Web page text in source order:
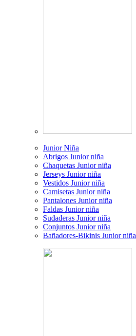
Junior Niña
Abrigos Junior niña
Chaquetas Junior niña
Jerseys Junior niña
Vestidos Junior niña
Camisetas Junior niña
Pantalones Junior niña
Faldas Junior niña
Sudaderas Junior niña
Conjuntos Junior niña
Bañadores-Bikinis Junior niña